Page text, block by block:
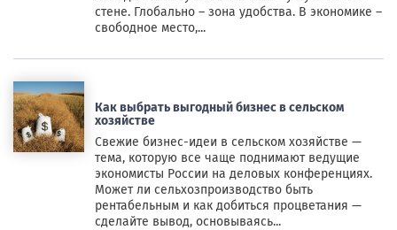
стене. Глобально – зона удобства. В экономике –
свободное место,...
Как выбрать выгодный бизнес в сельском
хозяйстве
Свежие бизнес-идеи в сельском хозяйстве —
тема, которую все чаще поднимают ведущие
экономисты России на деловых конференциях.
Может ли сельхозпроизводство быть
рентабельным и как добиться процветания —
сделайте вывод, основываясь...